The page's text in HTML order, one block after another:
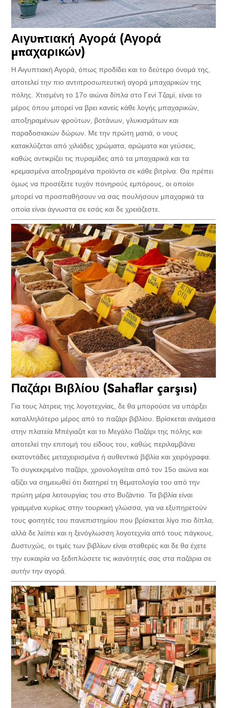
Αιγυπτιακή Αγορά (Αγορά
μπαχαρικών)
Η Αιγυπτιακή Αγορά, όπως προδίδει και το δεύτερο όνομά της,
αποτελεί την πιο αντιπροσωπευτική αγορά μπαχαρικών της
πόλης. Χτισμένη το 17ο αιώνα δίπλα στο Γενί Τζαμί, είναι το
μέρος όπου μπορεί να βρει κανείς κάθε λογής μπαχαρικών,
αποξηραμένων φρούτων, βοτάνων, γλυκισμάτων και
παραδοσιακών δώρων. Με την πρώτη ματιά, ο νους
κατακλύζεται από χιλιάδες χρώματα, αρώματα και γεύσεις,
καθώς αντικρίζει τις πυραμίδες από τα μπαχαρικά και τα
κρεμασμένα αποξηραμένα προϊόντα σε κάθε βιτρίνα. Θα πρέπει
όμως να προσέξετε τυχόν πονηρούς εμπόρους, οι οποίοι
μπορεί να προσπαθήσουν να σας πουλήσουν μπαχαρικά τα
οποία είναι άγνωστα σε εσάς και δε χρειάζεστε.
Παζάρι Βιβλίου (Sahaflar çarşısı)
Για τους λάτρεις της λογοτεχνίας, δε θα μπορούσε να υπάρξει
καταλληλότερο μέρος από το παζάρι βιβλίου. Βρίσκεται ανάμεσα
στην πλατεία Μπέγιαζιτ και το Μεγάλο Παζάρι της πόλης και
αποτελεί την επιτομή του είδους του, καθώς περιλαμβάνει
εκατοντάδες μεταχειρισμένα ή αυθεντικά βιβλία και χειρόγραφα.
Το συγκεκριμένο παζάρι, χρονολογείται από τον 15ο αιώνα και
αξίζει να σημειωθεί ότι διατηρεί τη θεματολογία του από την
πρώτη μέρα λειτουργίας του στο Βυζάντιο. Τα βιβλία είναι
γραμμένα κυρίως στην τουρκική γλώσσα, για να εξυπηρετούν
τους φοιτητές του πανεπιστημίου που βρίσκεται λίγο πιο δίπλα,
αλλά δε λείπει και η ξενόγλωσση λογοτεχνία από τους πάγκους.
Δυστυχώς, οι τιμές των βιβλίων είναι σταθερές και δε θα έχετε
την ευκαιρία να ξεδιπλώσετε τις ικανότητές σας στα παζάρια σε
αυτήν την αγορά.